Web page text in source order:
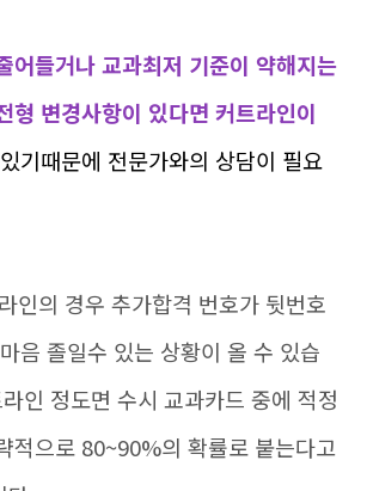
어들거나 교과최저 기준이 약해지는
형 변경사항이 있다면 커트라인이
기때문에 전문가와의 상담이 필요
인의 경우 추가합격 번호가 뒷번호
음 졸일수 있는 상황이 올 수 있습
인 정도면 수시 교과카드 중에 적정
적으로 80~90%의 확률로 붙는다고